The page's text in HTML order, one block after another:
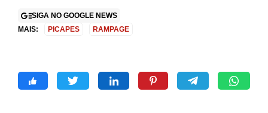
SIGA NO GOOGLE NEWS
MAIS:
PICAPES RAMPAGE